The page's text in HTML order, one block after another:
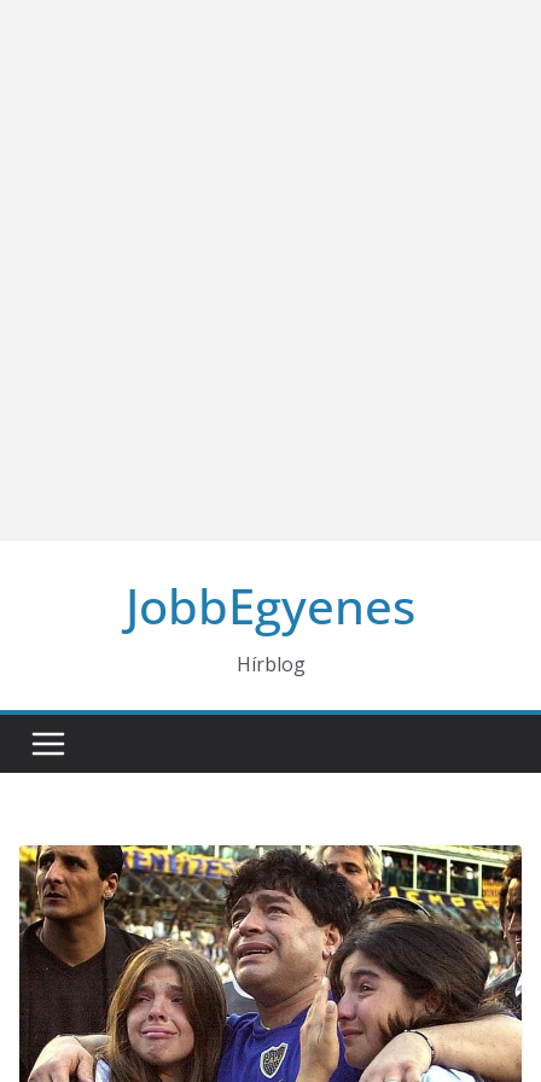
JobbEgyenes
Hírblog